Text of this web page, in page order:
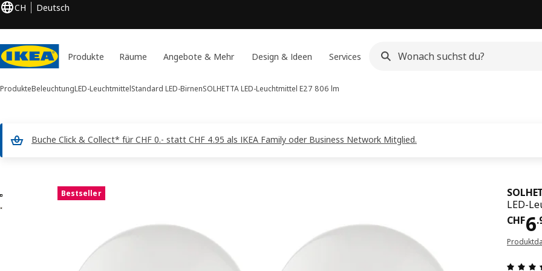
CH Deutsch
Produkte Räume Angebote & Mehr Design & Ideen Services
ProdukteBeleuchtungLED-LeuchtmittelStandard LED-BirnenSOLHETTALED-Leuchtmittel E27 806 lm
Buche Click & Collect* für CHF 0.- statt CHF 4.95 als IKEA Family oder Business Network Mitglied.
2 SOLHETTA -BilderBestseller
LED-
CHF6.